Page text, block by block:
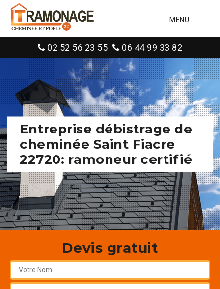
MENU
02 52 56 23 55 06 44 99 33 82
Entreprise débistrage de
cheminée Saint Fiacre
22720: ramoneur certifié
Devis gratuit